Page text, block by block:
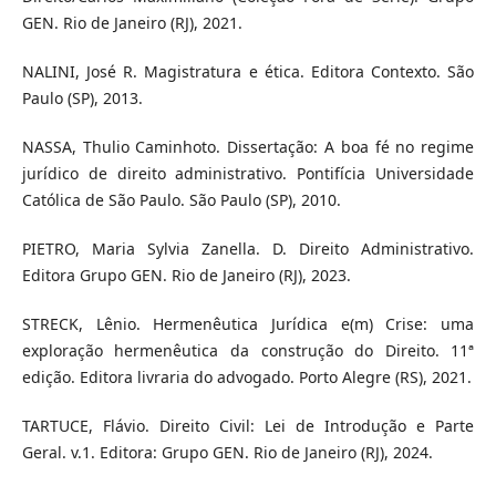
GEN. Rio de Janeiro (RJ), 2021.
NALINI, José R. Magistratura e ética. Editora Contexto. São
Paulo (SP), 2013.
NASSA, Thulio Caminhoto. Dissertação: A boa fé no regime
jurídico de direito administrativo. Pontifícia Universidade
Católica de São Paulo. São Paulo (SP), 2010.
PIETRO, Maria Sylvia Zanella. D. Direito Administrativo.
Editora Grupo GEN. Rio de Janeiro (RJ), 2023.
STRECK, Lênio. Hermenêutica Jurídica e(m) Crise: uma
exploração hermenêutica da construção do Direito. 11ª
edição. Editora livraria do advogado. Porto Alegre (RS), 2021.
TARTUCE, Flávio. Direito Civil: Lei de Introdução e Parte
Geral. v.1. Editora: Grupo GEN. Rio de Janeiro (RJ), 2024.